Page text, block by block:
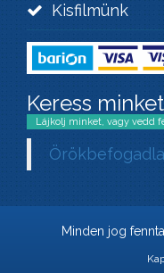
Kisfilmünk
Keress
Lájkolj minket, vagy vedd
Minden jog